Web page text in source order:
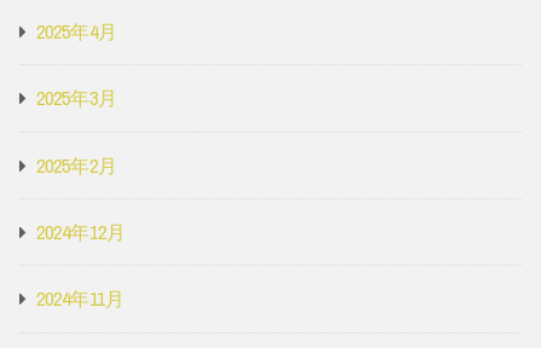
2025年4月
2025年3月
2025年2月
2024年12月
2024年11月